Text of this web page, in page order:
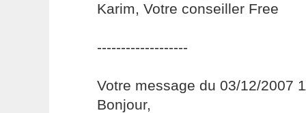
Karim, Votre conseiller Free
-------------------
Votre message du 03/12/2007
Bonjour,